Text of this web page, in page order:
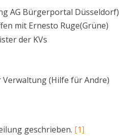
AG Bürgerportal Düsseldorf)
mit Ernesto Ruge(Grüne)
der KVs
(Hilfe für Andre)
geschrieben. [1]